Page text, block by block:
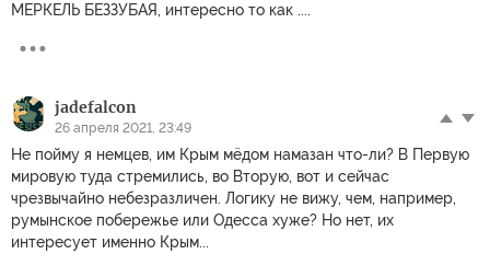
МЕРКЕЛЬ БЕЗЗУБАЯ, интересно то как ....
jadefalcon
26 апреля 2021, 23:49
Не пойму я немцев, им Крым мёдом намазан что-ли? В Первую
мировую туда стремились, во Вторую, вот и сейчас
чрезвычайно небезразличен. Логику не вижу, чем, например,
румынское побережье или Одесса хуже? Но нет, их
интересует именно Крым...